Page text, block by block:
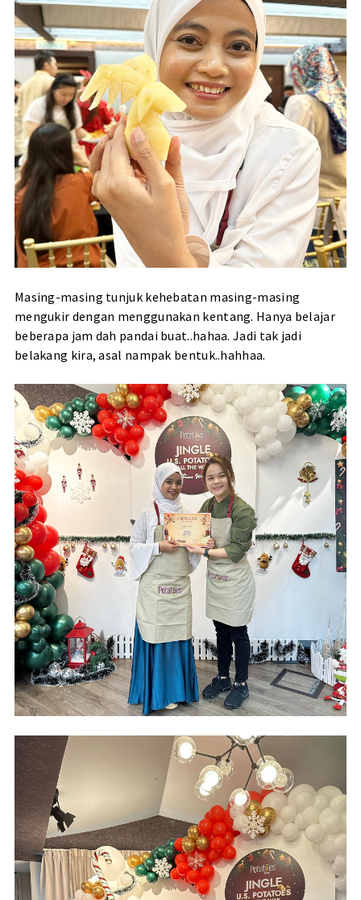
Masing-masing tunjuk kehebatan masing-masing
mengukir dengan menggunakan kentang. Hanya belajar
beberapa jam dah pandai buat..hahaa. Jadi tak jadi
belakang kira, asal nampak bentuk..hahhaa.